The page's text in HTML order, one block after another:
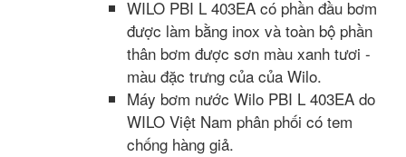
WILO PBI L 403EA có phần đầu bơm
được làm bằng inox và toàn bộ phần
thân bơm được sơn màu xanh tươi -
màu đặc trưng của của Wilo.
Máy bơm nước Wilo PBI L 403EA do
WILO Việt Nam phân phối có tem
chống hàng giả.